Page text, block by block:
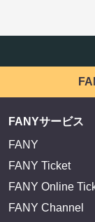
FANYサービス
FANY
FANY Ticket
FANY Online
FANY Channel